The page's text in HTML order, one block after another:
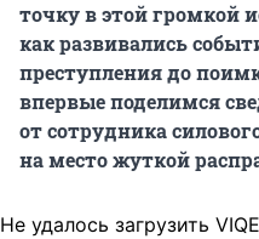
точку в этой громкой
как развивались
преступления до
впервые поделимся
от сотрудника
на место жуткой
Не удалось загрузить